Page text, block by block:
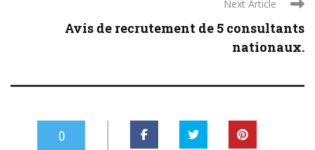
Next Article
Avis de recrutement de 5 consultants
nationaux.
0